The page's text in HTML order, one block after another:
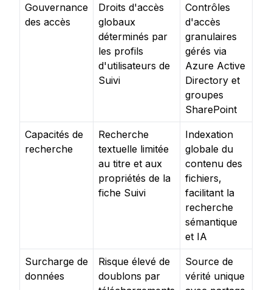
Gouvernance
des accès
Droits d'accès
globaux
déterminés par
les profils
d'utilisateurs de
Suivi
Contrôles
d'accès
granulaires
gérés via
Azure Active
Directory et
groupes
SharePoint
Capacités de
recherche
Recherche
textuelle limitée
au titre et aux
propriétés de la
fiche Suivi
Indexation
globale du
contenu des
fichiers,
facilitant la
recherche
sémantique
et IA
Surcharge de
données
Risque élevé de
doublons par
Source de
vérité unique